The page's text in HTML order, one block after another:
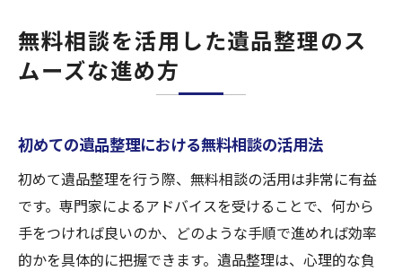
無料相談を活用した遺品整理のス
ムーズな進め方
初めての遺品整理における無料相談の活用法
初めて遺品整理を行う際、無料相談の活用は非常に有益
です。専門家によるアドバイスを受けることで、何から
手をつければ良いのか、どのような手順で進めれば効率
的かを具体的に把握できます。遺品整理は、心理的な負